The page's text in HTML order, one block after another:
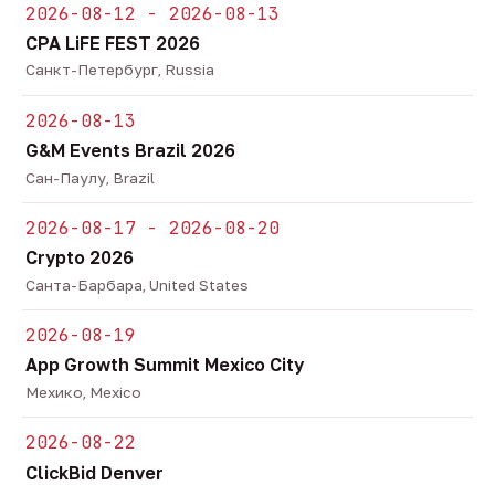
2026-08-12 - 2026-08-13
CPA LiFE FEST 2026
Санкт-Петербург, Russia
2026-08-13
G&M Events Brazil 2026
Сан-Паулу, Brazil
2026-08-17 - 2026-08-20
Crypto 2026
Санта-Барбара, United States
2026-08-19
App Growth Summit Mexico City
Мехико, Mexico
2026-08-22
ClickBid Denver